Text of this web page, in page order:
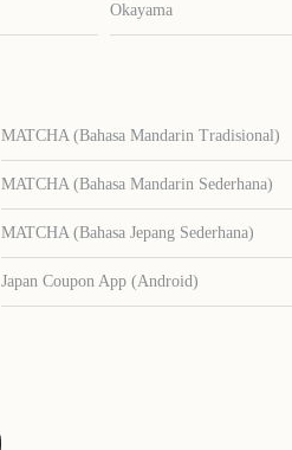
Okayama
MATCHA (Bahasa Mandarin Tradisional)
MATCHA (Bahasa Mandarin Sederhana)
MATCHA (Bahasa Jepang Sederhana)
Japan Coupon App (Android)